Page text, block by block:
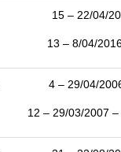
15 – 22/04/
13 – 8/04/
4 – 29/04/
12 – 29/03/2007